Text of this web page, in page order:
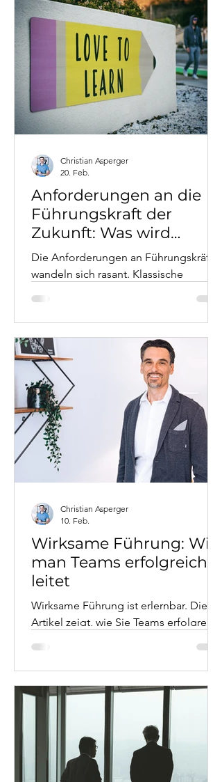
und Share über Ihre wirkliche
psychische Verfassung verraten, erklärt
systemischer Psychotherapeut und
Business Coach Mag. Christian
Asperger – mit echten Daten aus
einem viralen Post und Fallbeispielen
aus der Praxis.
Anforderungen an die
Führungskraft der
Zukunft: Was wird
erwartet?
Die Anforderungen an Führungskräfte
wandeln sich rasant. Klassische
Ansätzen. Führungskräfte der Zukunft
brauchen digitale Kompetenzen,
emotionale Intelligenz und die
Fähigkeit, Unsicherheit auszuhalten.
Dieser Artikel zeigt aus der Perspektive
von 20 Jahren Führungserfahrung,
welche Kompetenzen wirklich zählen –
und wie Sie sich darauf vorbereiten
können.
Christian Asperger
20. Feb.
Wirksame Führung: Wie
man Teams erfolgreich
leitet
Wirksame Führung ist erlernbar. Dieser
Artikel zeigt, wie Sie Teams erfolgreich
Führungsprinzipien. Von klarer Vision
über psychologische Sicherheit bis zu
konstruktivem Feedback. Mit
praktischen Beispielen aus fast 20
Jahren Führungserfahrung in der IT-
und Telekommunikationsbranche und
Business Coaching-Perspektive. Für
Christian Asperger
10. Feb.